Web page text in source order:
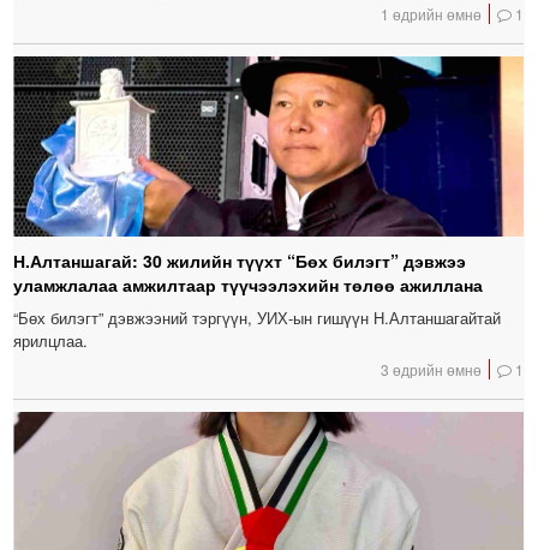
1 өдрийн өмнө 1
Н.Алтаншагай: 30 жилийн түүхт “Бөх билэгт” дэвжээ
уламжлалаа амжилтаар түүчээлэхийн төлөө ажиллана
“Бөх билэгт” дэвжээний тэргүүн, УИХ-ын гишүүн Н.Алтаншагайтай
ярилцлаа.
3 өдрийн өмнө 1